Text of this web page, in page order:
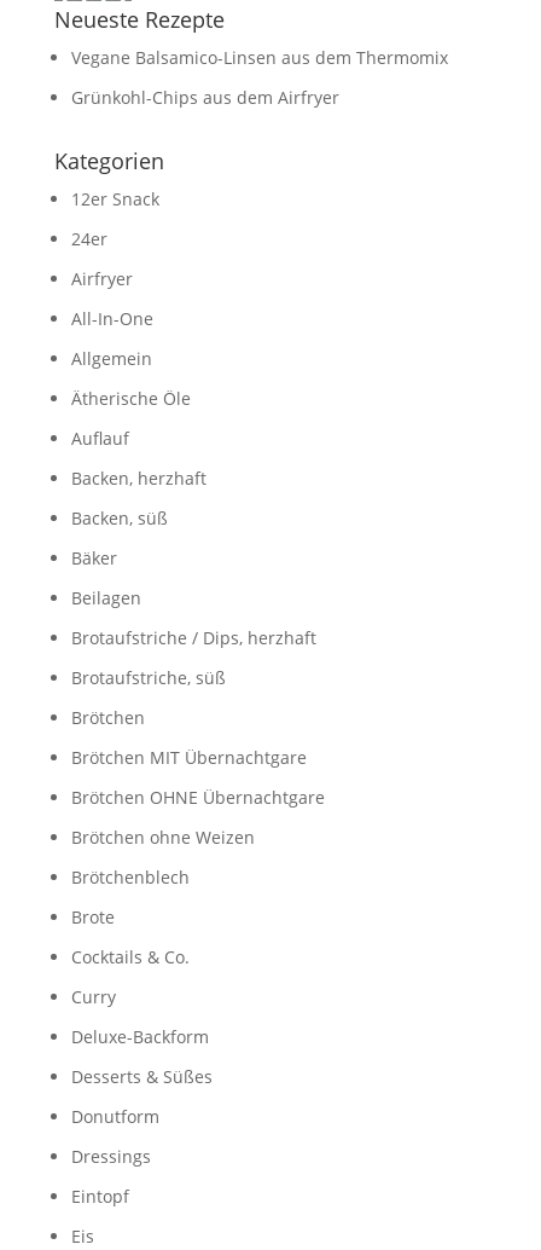
Neueste Rezepte
Vegane Balsamico-Linsen aus dem Thermomix
Grünkohl-Chips aus dem Airfryer
Kategorien
12er Snack
24er
Airfryer
All-In-One
Allgemein
Ätherische Öle
Auflauf
Backen, herzhaft
Backen, süß
Bäker
Beilagen
Brotaufstriche / Dips, herzhaft
Brotaufstriche, süß
Brötchen
Brötchen MIT Übernachtgare
Brötchen OHNE Übernachtgare
Brötchen ohne Weizen
Brötchenblech
Brote
Cocktails & Co.
Curry
Deluxe-Backform
Desserts & Süßes
Donutform
Dressings
Eintopf
Eis